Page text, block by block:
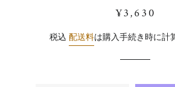
通
価
販
価
¥3,630
税込 配送料は購入手続き時に計